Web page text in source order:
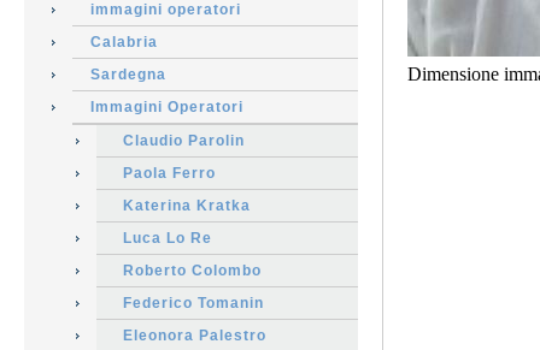
immagini operatori
Calabria
Sardegna
Immagini Operatori
Claudio Parolin
Paola Ferro
Katerina Kratka
Luca Lo Re
Roberto Colombo
Federico Tomanin
Eleonora Palestro
Dimensione